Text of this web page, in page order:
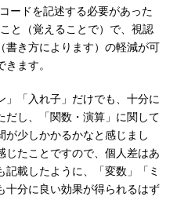
ードを記述する必要があった
と（覚えることで）で、視認
書き方によります）の軽減が可
ます。
「入れ子」だけでも、十分に
だし、「関数・演算」に関して
が少しかかるかなと感じまし
じたことですので、個人差はあ
載したように、「変数」「ミ
十分に良い効果が得られるはず